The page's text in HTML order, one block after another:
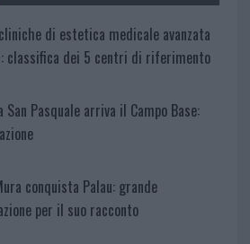
di estetica medicale avanzata
classifica dei 5 centri di riferimento
San Pasquale arriva il Campo Base:
conquista Palau: grande
per il suo racconto